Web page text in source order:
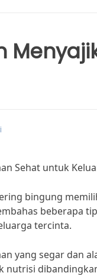
Sehat untuk
bingung
beberapa
tercinta.
yang segar dan
nutrisi